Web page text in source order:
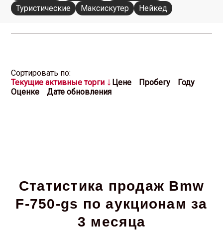
Туристические
Максискутер Нейкед
Cортировать по:
Текущие активные торги
Цене Пробегу
Году
Оценке
Дате обновления
Статистика продаж Bmw
F-750-gs по аукционам за
3 месяца